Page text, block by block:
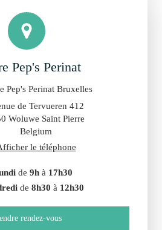
Pep's Perinat
Pep's Perinat Bruxelles
de Tervueren 412
Woluwe Saint Pierre
Belgium
le téléphone
de 9h à 17h30
de 8h30 à 12h30
rendez-vous